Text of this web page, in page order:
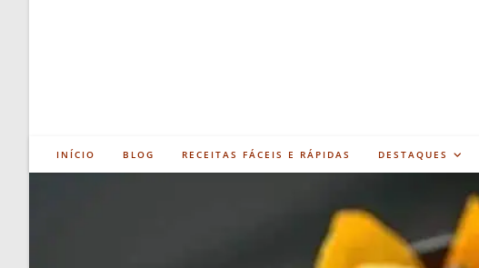
INÍCIO BLOG RECEITAS FÁCEIS E RÁPIDAS DESTAQUES